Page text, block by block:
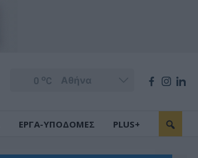
0 oC
ΕΡΓΑ-ΥΠΟΔΟΜΕΣ PLUS+